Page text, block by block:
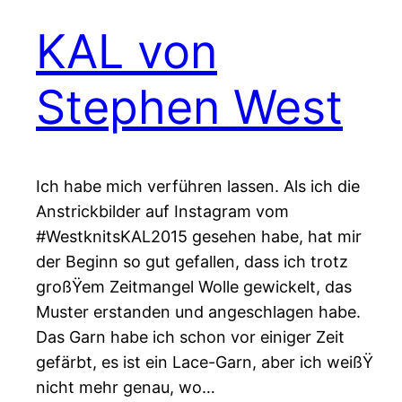
KAL von
Stephen West
Ich habe mich verführen lassen. Als ich die
Anstrickbilder auf Instagram vom
#WestknitsKAL2015 gesehen habe, hat mir
der Beginn so gut gefallen, dass ich trotz
großŸem Zeitmangel Wolle gewickelt, das
Muster erstanden und angeschlagen habe.
Das Garn habe ich schon vor einiger Zeit
gefärbt, es ist ein Lace-Garn, aber ich weißŸ
nicht mehr genau, wo…